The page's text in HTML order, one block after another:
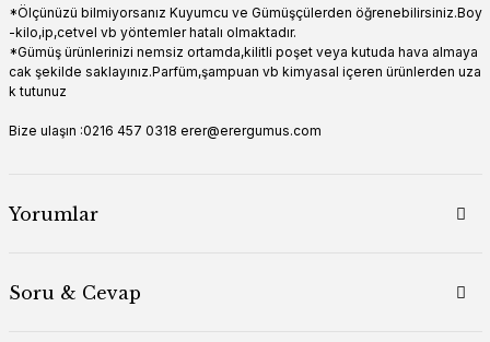
*Ölçünüzü bilmiyorsanız Kuyumcu ve Gümüşçülerden öğrenebilirsiniz.Boy
-kilo,ip,cetvel vb yöntemler hatalı olmaktadır.
*Gümüş ürünlerinizi nemsiz ortamda,kilitli poşet veya kutuda hava almaya
cak şekilde saklayınız.Parfüm,şampuan vb kimyasal içeren ürünlerden uza
k tutunuz
Bize ulaşın :0216 457 0318 erer@erergumus.com
Yorumlar
Soru & Cevap